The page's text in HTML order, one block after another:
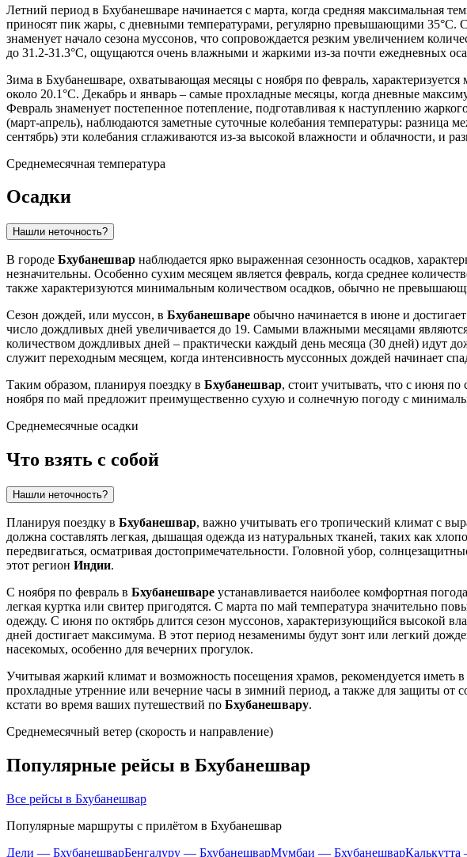
Летний период в Бхубанешваре начинается с марта, когда средняя максимальная
приносят пик жары, с дневными температурами, регулярно превышающими 35°C.
знаменует начало сезона муссонов, что сопровождается резким увеличением
до 31.2-31.3°C, ощущаются очень влажными и жаркими из-за почти ежедневных
Зима в Бхубанешваре, охватывающая месяцы с ноября по февраль,
около 20.1°C. Декабрь и январь – самые прохладные месяцы, когда дневные
Февраль знаменует постепенное потепление, подготавливая к наступлению
(март-апрель), наблюдаются заметные суточные колебания температуры:
сентябрь) эти колебания сглаживаются из-за высокой влажности и облачности, и
Среднемесячная температура
Осадки
Нашли неточность?
В городе Бхубанешвар наблюдается ярко выраженная сезонность осадков,
незначительны. Особенно сухим месяцем является февраль, когда среднее
также характеризуются минимальным количеством осадков, обычно не
Сезон дождей, или муссон, в Бхубанешваре обычно начинается в июне и
число дождливых дней увеличивается до 19. Самыми влажными месяцами
количеством дождливых дней – практически каждый день месяца (30 дней) идут
служит переходным месяцем, когда интенсивность муссонных дождей начинает
Таким образом, планируя поездку в Бхубанешвар, стоит учитывать, что с июня по
ноября по май предложит преимущественно сухую и солнечную погоду с
Среднемесячные осадки
Что взять с собой
Нашли неточность?
Планируя поездку в Бхубанешвар, важно учитывать его тропический климат с
должна составлять легкая, дышащая одежда из натуральных тканей, таких как
передвигаться, осматривая достопримечательности. Головной убор,
этот регион Индии.
С ноября по февраль в Бхубанешваре устанавливается наиболее комфортная
легкая куртка или свитер пригодятся. С марта по май температура значительно
одежду. С июня по октябрь длится сезон муссонов, характеризующийся высокой
дней достигает максимума. В этот период незаменимы будут зонт или легкий
насекомых, особенно для вечерних прогулок.
Учитывая жаркий климат и возможность посещения храмов, рекомендуется
прохладные утренние или вечерние часы в зимний период, а также для защиты от
кстати во время ваших путешествий по Бхубанешвару.
Среднемесячный ветер (скорость и направление)
Популярные рейсы в Бхубанешвар
Все рейсы в Бхубанешвар
Популярные маршруты с прилётом в Бхубанешвар
Дели — БхубанешварБенгалуру — БхубанешварМумбаи — Бхубанешвар